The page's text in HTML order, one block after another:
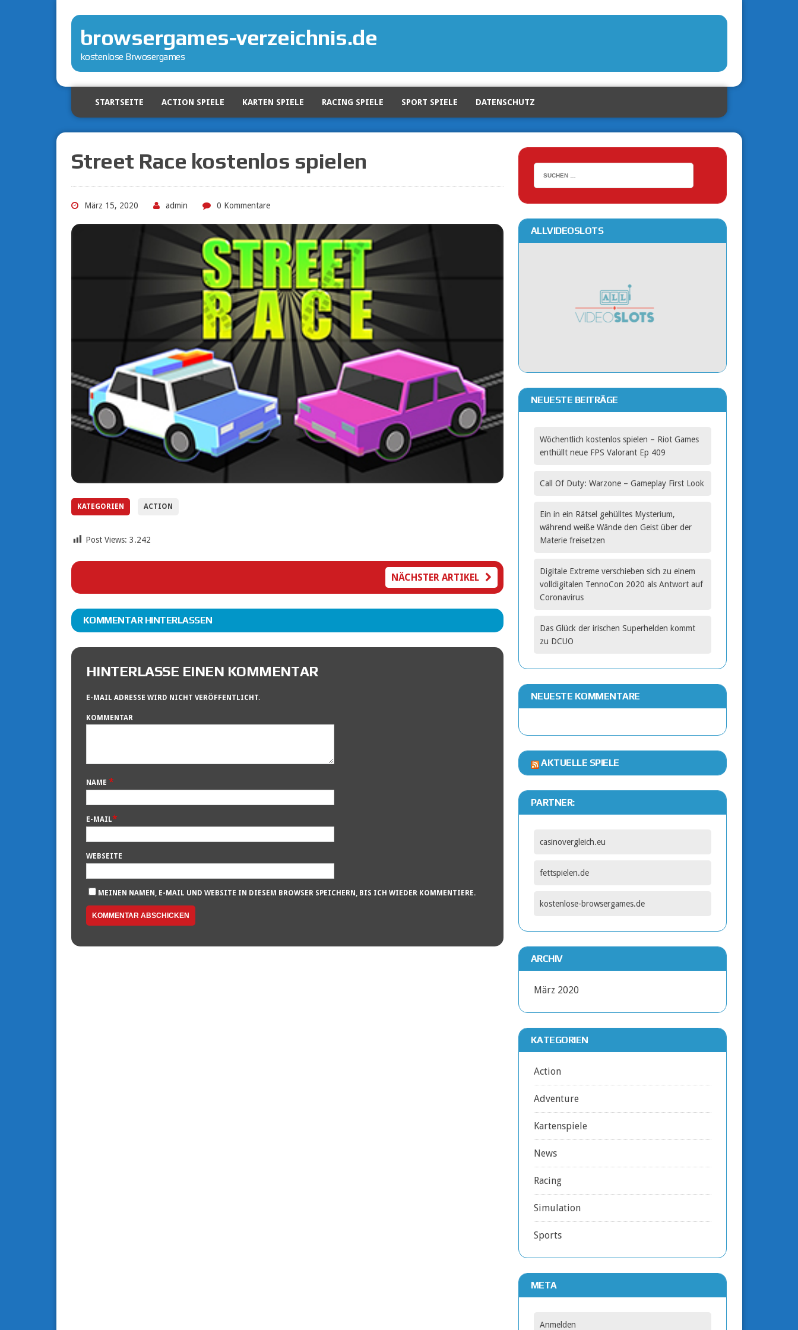
browsergames-verzeichnis.de
kostenlose Brwosergames
STARTSEITE ACTION SPIELE KARTEN SPIELE RACING SPIELE SPORT SPIELE DATENSCHUTZ
Street Race kostenlos spielen
März 15, 2020 admin 0 Kommentare
KATEGORIEN ACTION
Post Views: 3.242
NÄCHSTER ARTIKEL
KOMMENTAR HINTERLASSEN
HINTERLASSE EINEN KOMMENTAR
E-MAIL ADRESSE WIRD NICHT VERÖFFENTLICHT.
KOMMENTAR
NAME *
E-MAIL*
WEBSEITE
MEINEN NAMEN, E-MAIL UND WEBSITE IN DIESEM BROWSER SPEICHERN, BIS ICH WIEDER KOMMENTIERE.
ALLVIDEOSLOTS
NEUESTE BEITRÄGE
Wöchentlich kostenlos spielen – Riot Games
enthüllt neue FPS Valorant Ep 409
Call Of Duty: Warzone – Gameplay First Look
Ein in ein Rätsel gehülltes Mysterium,
während weiße Wände den Geist über der
Materie freisetzen
Digitale Extreme verschieben sich zu einem
volldigitalen TennoCon 2020 als Antwort auf
Coronavirus
Das Glück der irischen Superhelden kommt
zu DCUO
NEUESTE KOMMENTARE
AKTUELLE SPIELE
PARTNER:
casinovergleich.eu
fettspielen.de
kostenlose-browsergames.de
ARCHIV
März 2020
KATEGORIEN
Action
Adventure
Kartenspiele
News
Racing
Simulation
Sports
META
Anmelden